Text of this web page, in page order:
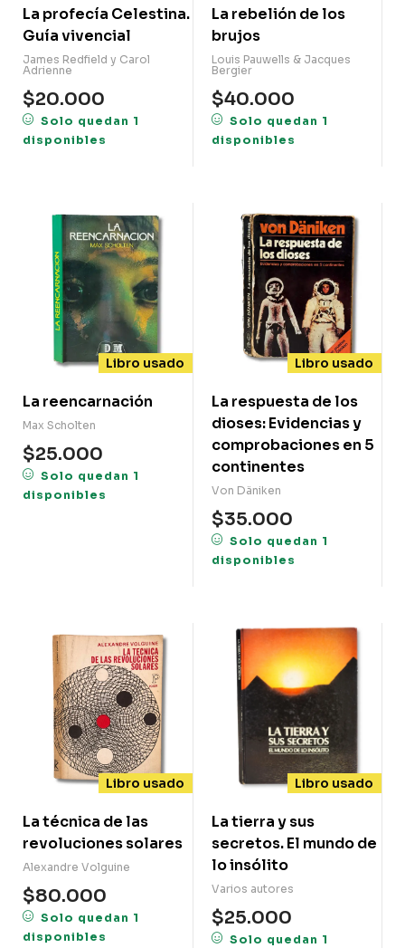
La profecía Celestina.
Guía vivencial
James Redfield y Carol
Adrienne
$20.000
Solo quedan 1
disponibles
La rebelión de los
brujos
Louis Pauwells & Jacques
Bergier
$40.000
Solo quedan 1
disponibles
Libro usado
La reencarnación
Max Scholten
$25.000
Solo quedan 1
disponibles
Libro usado
La respuesta de los
dioses: Evidencias y
comprobaciones en 5
continentes
Von Däniken
$35.000
Solo quedan 1
disponibles
Libro usado
La técnica de las
revoluciones solares
Alexandre Volguine
$80.000
Solo quedan 1
disponibles
Libro usado
La tierra y sus
secretos. El mundo de
lo insólito
Varios autores
$25.000
Solo quedan 1